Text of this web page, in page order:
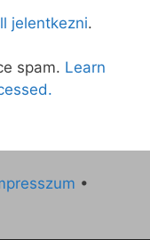
jelentkezni.
spam. Learn
•